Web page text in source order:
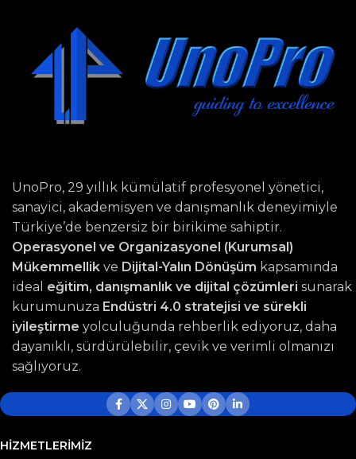
UnoPro, 29 yıllık kümülatif profesyonel yönetici,
sanayici, akademisyen ve danışmanlık deneyimiyle
Türkiye’de benzersiz bir birikime sahiptir.
Operasyonel ve Organizasyonel (Kurumsal)
Mükemmellik ve Dijital-Yalın Dönüşüm kapsamında
ideal eğitim, danışmanlık ve dijital çözümleri sunarak
kurumunuza Endüstri 4.0 stratejisi ve sürekli
iyileştirme yolculuğunda rehberlik ediyoruz, daha
dayanıklı, sürdürülebilir, çevik ve verimli olmanızı
sağlıyoruz.
HIZMETLERIMIZ